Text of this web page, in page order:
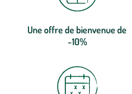
Une offre de bienvenue de
-10%